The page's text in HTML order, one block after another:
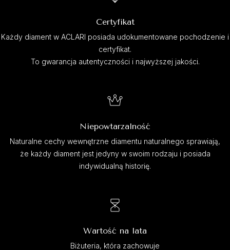
Certyfikat
Każdy diament w ACLARI posiada udokumentowane pochodzenie i
certyfikat.
To gwarancja autentyczności i najwyższej jakości.
Niepowtarzalność
Naturalne cechy wewnętrzne diamentu naturalnego sprawiają,
że każdy diament jest jedyny w swoim rodzaju i posiada
indywidualną historię.
Wartość na lata
Biżuteria, która zachowuje